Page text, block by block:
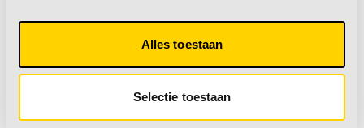
Alles toestaan
Selectie toestaan
aansluiting
€ 16,95